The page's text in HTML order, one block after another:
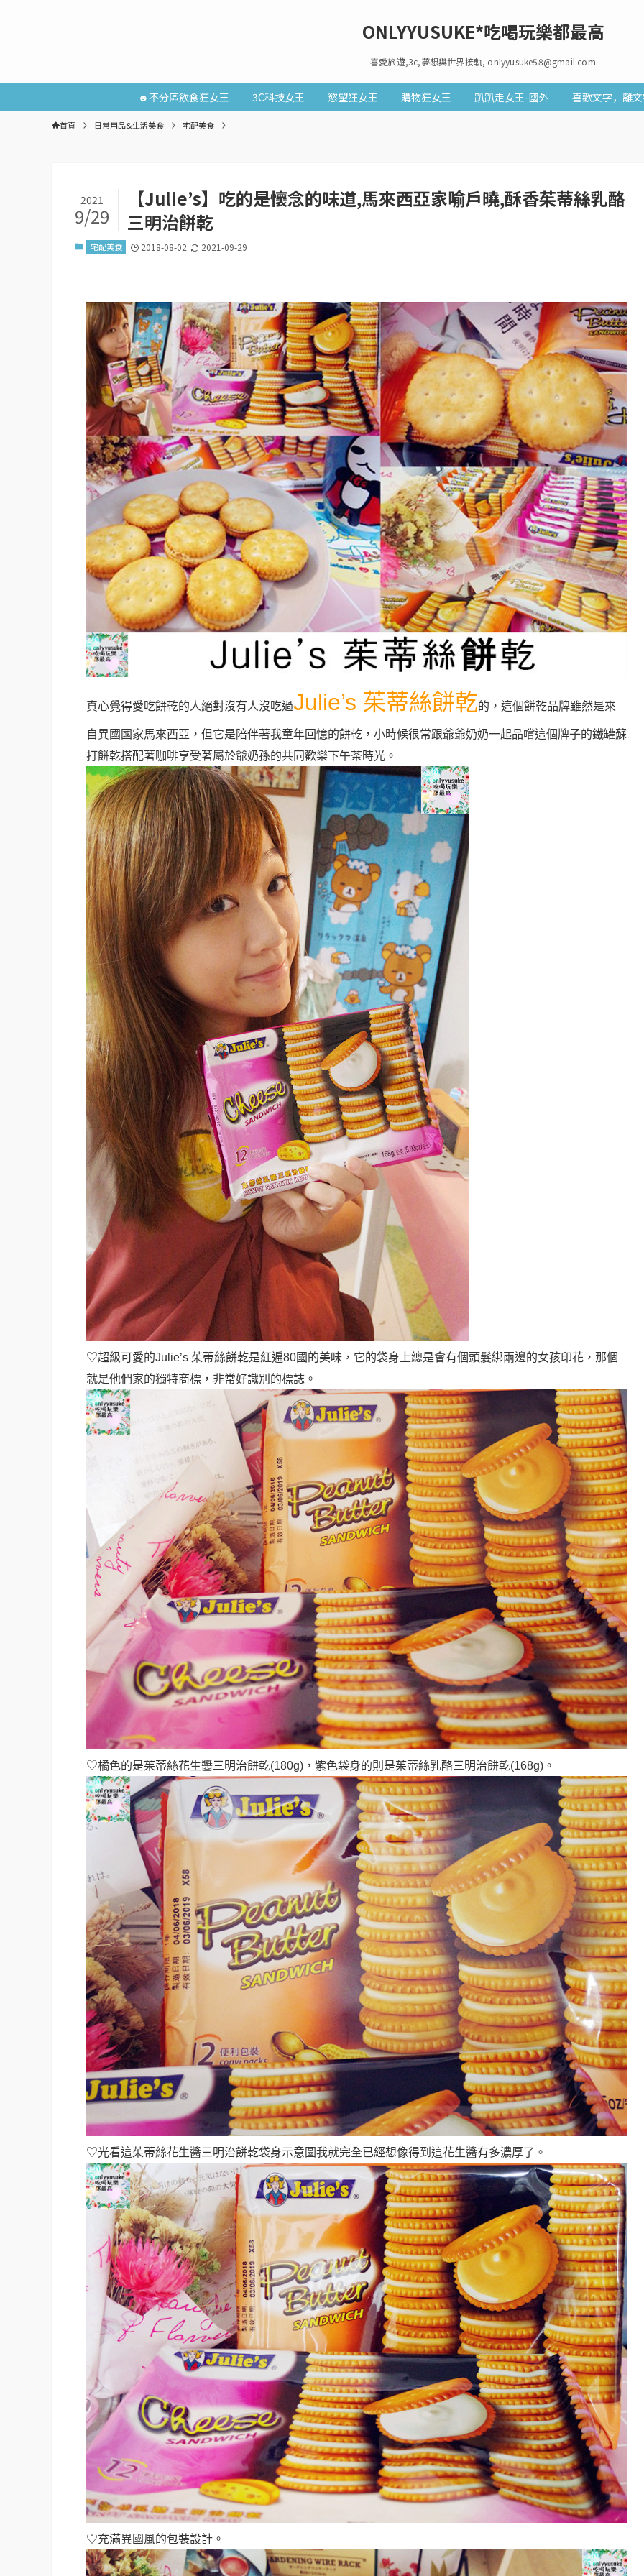
ONLYYUSUKE*吃喝玩樂都最高
喜愛旅遊,3c,夢想與世界接軌, onlyyusuke58@gmail.com
☻不分區飲食狂女王 3C科技女王 慾望狂女王 購物狂女王 趴趴走女王-國外 喜歡文字，離
首頁 日常用品&生活美食 宅配美食
【Julie’s】吃的是懷念的味道,馬來西亞家喻戶曉,酥香茱蒂絲乳酪
三明治餅乾
2021
9/29
宅配美食 2018-08-02 2021-09-29
真心覺得愛吃餅乾的人絕對沒有人沒吃過Julie’s 茱蒂絲餅乾的，這個餅乾品牌雖然是來
自異國國家馬來西亞，但它是陪伴著我童年回憶的餅乾，小時候很常跟爺爺奶奶一起品嚐這個牌子的鐵罐蘇
打餅乾搭配著咖啡享受著屬於爺奶孫的共同歡樂下午茶時光 。
♡超級可愛的Julie’s 茱蒂絲餅乾是紅遍80國的美味，它的袋身上總是會有個頭髮綁兩邊的女孩印花，那個
就是他們家的獨特商標，非常好識別的標誌 。
♡橘色的是茱蒂絲花生醬三明治餅乾(180g)，紫色袋身的則是茱蒂絲乳酪三明治餅乾(168g) 。
♡光看這茱蒂絲花生醬三明治餅乾袋身示意圖我就完全已經想像得到這花生醬有多濃厚了 。
♡充滿異國風的包裝設計 。